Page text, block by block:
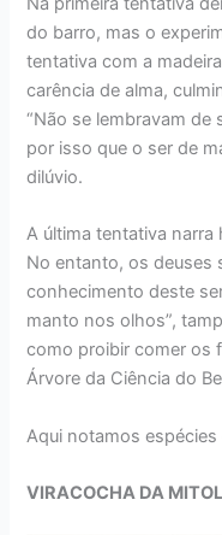
do barro, mas o
tentativa com a
carência de alma,
“Não se lembravam de
por isso que o ser de
dilúvio.
A última tentativa narra
No entanto, os deuses
conhecimento deste
manto nos olhos”,
como proibir comer os
Árvore da Ciência do
Aqui notamos
VIRACOCHA DA